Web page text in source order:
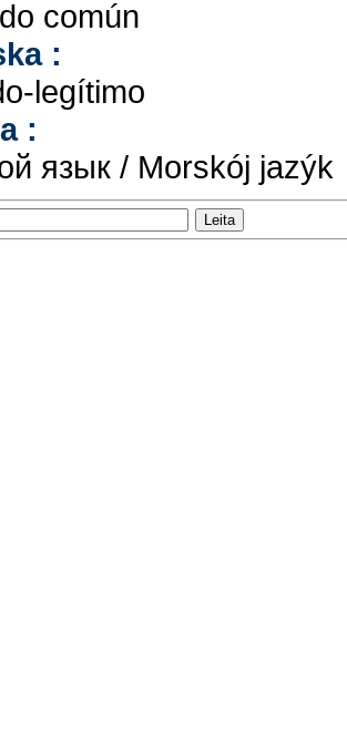
común
:
legítimo
:
язык / Morskój jazýk